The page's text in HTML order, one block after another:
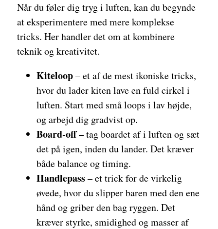
Når du føler dig tryg i luften, kan du begynde
at eksperimentere med mere komplekse
tricks. Her handler det om at kombinere
teknik og kreativitet.
Kiteloop– et af de mest ikoniske tricks,
hvor du lader kiten lave en fuld cirkel i
luften. Start med små loops i lav højde,
og arbejd dig gradvist op.
Board-off– tag boardet af i luften og sæt
det på igen, inden du lander. Det kræver
både balance og timing.
Handlepass– et trick for de virkelig
øvede, hvor du slipper baren med den ene
hånd og griber den bag ryggen. Det
kræver styrke, smidighed og masser af